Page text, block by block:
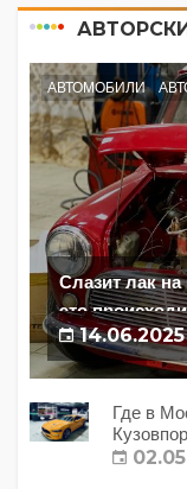
АВТОМОБИЛИ
Слазит лак
это
14.06.2025
Где в